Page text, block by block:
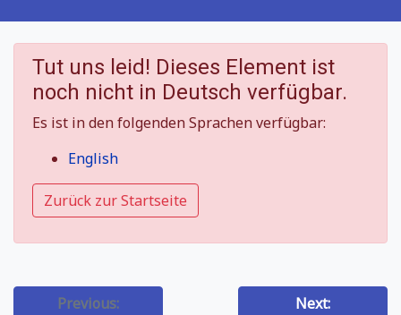
Tut uns leid! Dieses Element ist
noch nicht in Deutsch verfügbar.
Es ist in den folgenden Sprachen verfügbar:
English
Zurück zur Startseite
Previous:
Next: